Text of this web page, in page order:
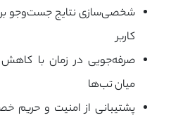
شخصی‌سازی نتایج جست‌وجو
کاربر
صرفه‌جویی در زمان با کاهش
میان تب‌ها
پشتیبانی از امنیت و حریم